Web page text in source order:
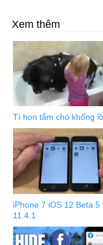
Xem thêm
Tí hon tắm chó khổng lồ
iPhone 7 iOS 12 Beta 5
11.4.1